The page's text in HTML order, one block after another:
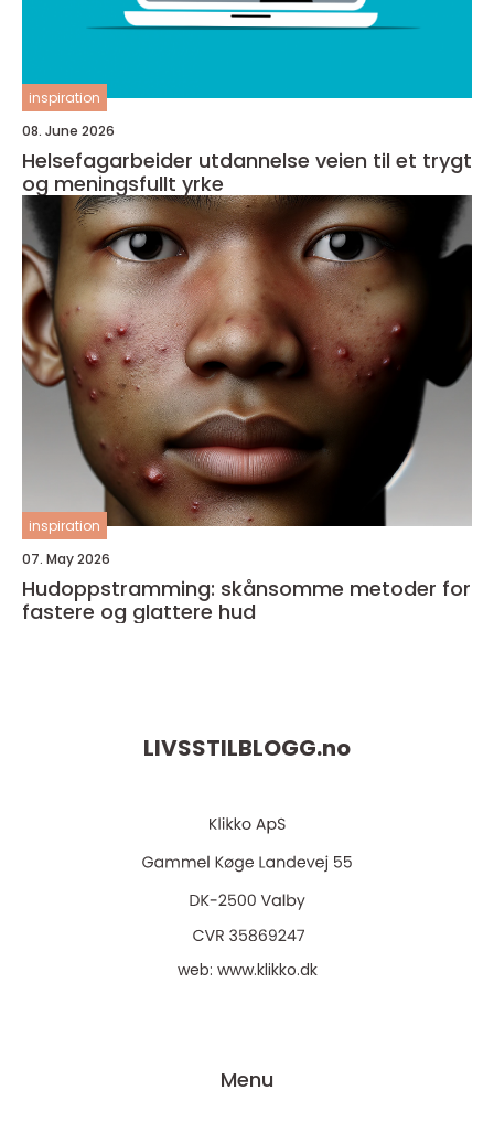
inspiration
08. June 2026
Helsefagarbeider utdannelse veien til et trygt
og meningsfullt yrke
inspiration
07. May 2026
Hudoppstramming: skånsomme metoder for
fastere og glattere hud
LIVSSTILBLOGG.no
web: www.klikko.dk
Menu